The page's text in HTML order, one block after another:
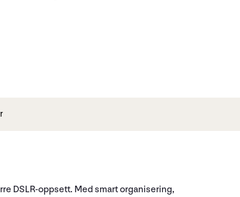
DSLR-oppsett. Med smart organisering,